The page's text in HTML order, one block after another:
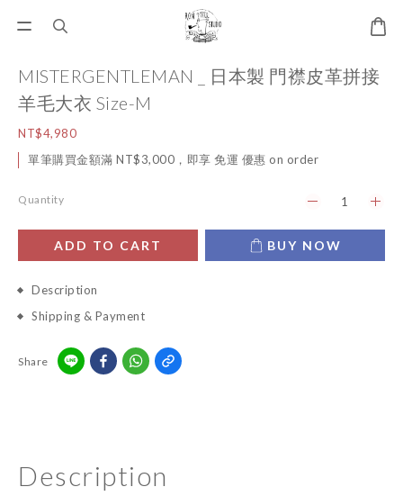
MISTERGENTLEMAN _ 日本製 門襟皮革拼接
羊毛大衣 Size-M
NT$4,980
單筆購買金額滿 NT$3,000，即享 免運 優惠 on order
Quantity
ADD TO CART BUY NOW
Description
Shipping & Payment
Share
Description